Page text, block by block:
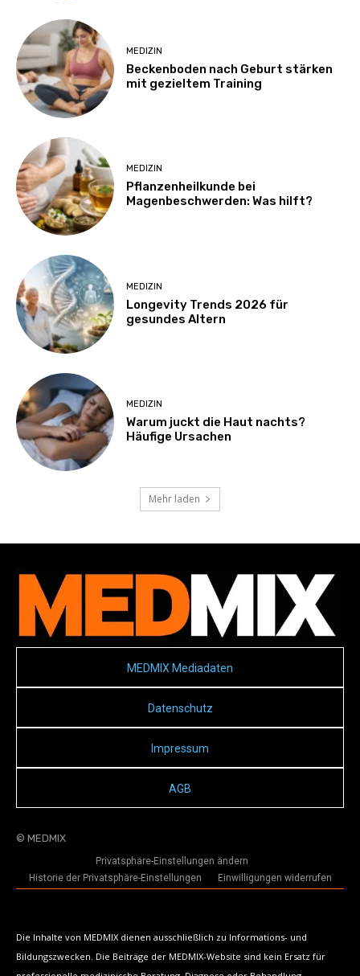
MEDIZIN
Beckenboden nach Geburt stärken
mit gezieltem Training
MEDIZIN
Pflanzenheilkunde bei
Magenbeschwerden: Was hilft?
MEDIZIN
Longevity Trends 2026 für
gesundes Altern
MEDIZIN
Warum juckt die Haut nachts?
Häufige Ursachen
Mehr laden
MEDMIX Mediadaten
Datenschutz
Impressum
AGB
© MEDMIX
Privatsphäre-Einstellungen ändern
Historie der Privatsphäre-Einstellungen
Einwilligungen widerrufen
Die Inhalte von MEDMIX dienen ausschließlich zu Informations- und
Bildungszwecken. Die Beiträge der MEDMIX-Website sind kein Ersatz für